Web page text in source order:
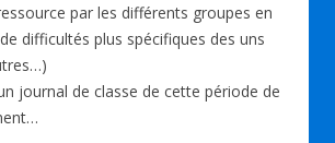
par les différents groupes en
difficultés plus spécifiques des uns
journal de classe de cette période de